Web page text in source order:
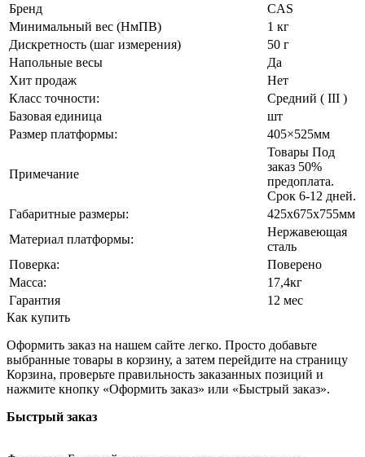
Бренд
CAS
Минимальный вес (НмПВ)
1 кг
Дискретность (шаг измерения)
50 г
Напольные весы
Да
Хит продаж
Нет
Класс точности:
Средний ( III )
Базовая единица
шт
Размер платформы:
405×525мм
Примечание
Товары Под
заказ 50%
предоплата.
Срок 6-12 дней.
Габаритные размеры:
425х675х755мм
Материал платформы:
Нержавеющая
сталь
Поверка:
Поверено
Масса:
17,4кг
Гарантия
12 мес
Как купить
Оформить заказ на нашем сайте легко. Просто добавьте
выбранные товары в корзину, а затем перейдите на страницу
Корзина, проверьте правильность заказанных позиций и
нажмите кнопку «Оформить заказ» или «Быстрый заказ».
Быстрый заказ